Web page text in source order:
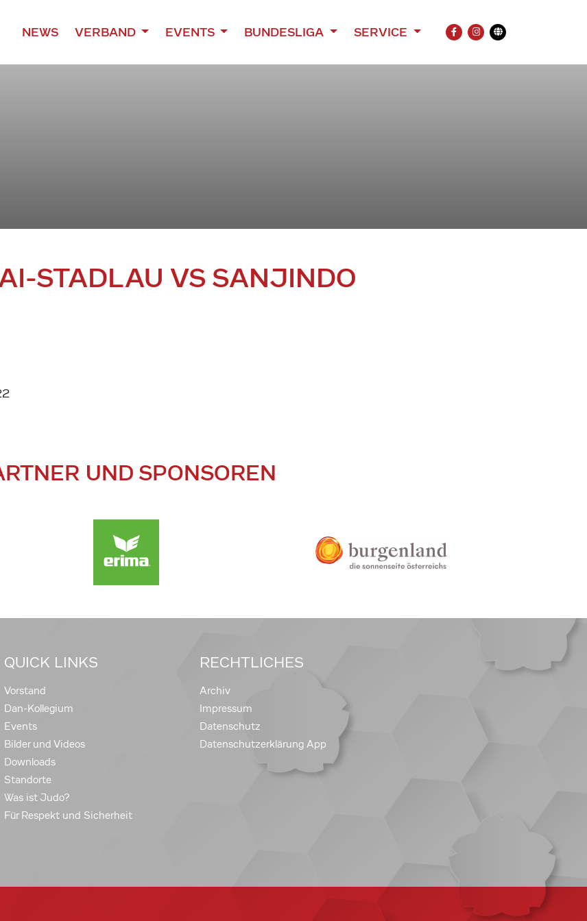
NEWS VERBAND EVENTS BUNDESLIGA SERVICE
FACEBOOK
INSTAGRAM
Übersetzung
STADLAU VS SANJINDO
UND SPONSOREN
QUICK LINKS
Vorstand
Dan-Kollegium
Events
Bilder und Videos
Downloads
Standorte
Was ist Judo?
Für Respekt und Sicherheit
RECHTLICHES
Archiv
Impressum
Datenschutz
Datenschutzerklärung App